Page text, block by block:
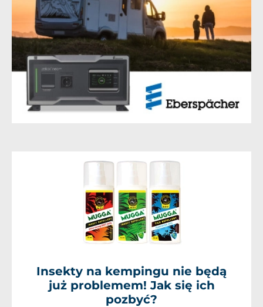
Insekty na kempingu nie będą
już problemem! Jak się ich
pozbyć?